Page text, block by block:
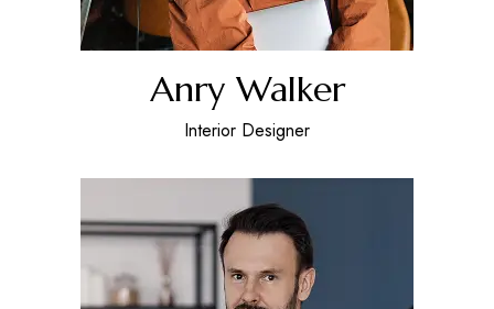
Anry Walker
Interior Designer